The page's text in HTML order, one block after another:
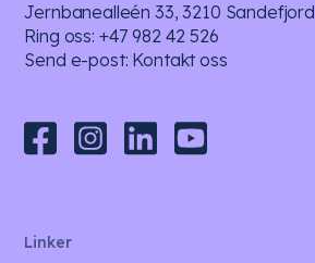
Jernbanealleén 33, 3210 Sandefjord
Ring oss: +47 982 42 526
Send e-post: Kontakt oss
Linker